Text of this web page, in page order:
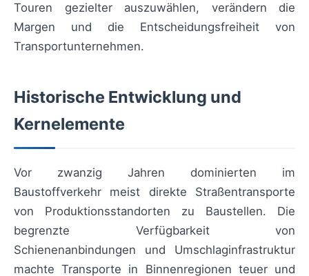
Touren gezielter auszuwählen, verändern die
Margen und die Entscheidungsfreiheit von
Transportunternehmen.
Historische Entwicklung und
Kernelemente
Vor zwanzig Jahren dominierten im
Baustoffverkehr meist direkte Straßentransporte
von Produktionsstandorten zu Baustellen. Die
begrenzte Verfügbarkeit von
Schienenanbindungen und Umschlaginfrastruktur
machte Transporte in Binnenregionen teuer und